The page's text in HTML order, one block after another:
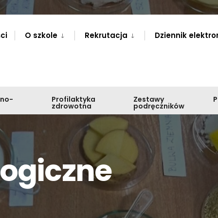
O szkole Rekrutacja Dziennik
Profilaktyka
zdrowotna
Zestawy
podręczników